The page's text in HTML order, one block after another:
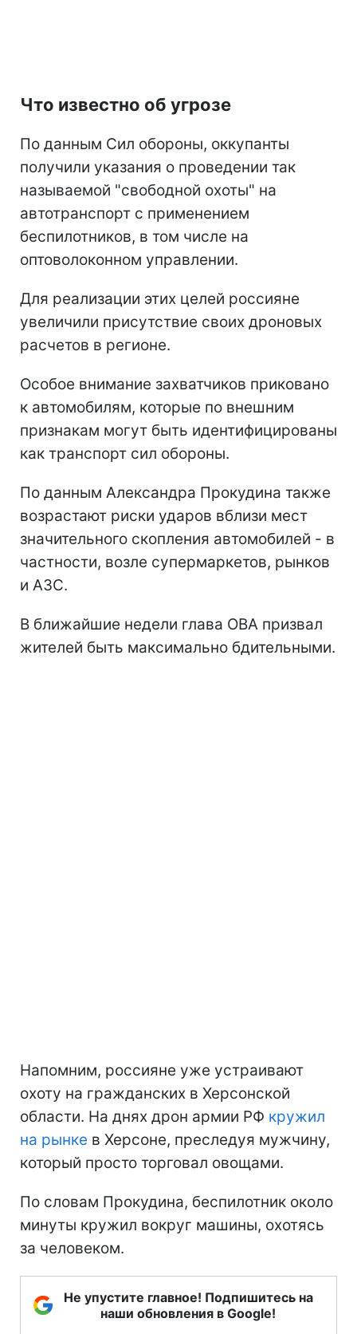
Что известно об угрозе
По данным Сил обороны, оккупанты
получили указания о проведении так
называемой "свободной охоты" на
автотранспорт с применением
беспилотников, в том числе на
оптоволоконном управлении.
Для реализации этих целей россияне
увеличили присутствие своих дроновых
расчетов в регионе.
Особое внимание захватчиков приковано
к автомобилям, которые по внешним
признакам могут быть идентифицированы
как транспорт сил обороны.
По данным Александра Прокудина также
возрастают риски ударов вблизи мест
значительного скопления автомобилей - в
частности, возле супермаркетов, рынков
и АЗС.
В ближайшие недели глава ОВА призвал
жителей быть максимально бдительными.
Напомним, россияне уже устраивают
охоту на гражданских в Херсонской
области. На днях дрон армии РФ кружил
на рынке в Херсоне, преследуя мужчину,
который просто торговал овощами.
По словам Прокудина, беспилотник около
минуты кружил вокруг машины, охотясь
за человеком.
Не упустите главное! Подпишитесь на
наши обновления в Google!